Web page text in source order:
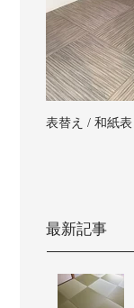
表替え / 和紙表
最新記事